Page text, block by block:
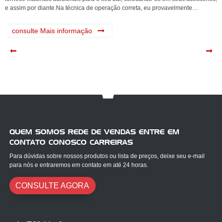
e assim por diante.Na técnica de operação correta, eu provavelmente
consulte Mais informação
QUEM SOMOS REDE DE VENDAS ENTRE EM
CONTATO CONOSCO CARREIRAS
Para dúvidas sobre nossos produtos ou lista de preços, deixe seu e-mail
para nós e entraremos em contato em até 24 horas.
CONSULTE AGORA